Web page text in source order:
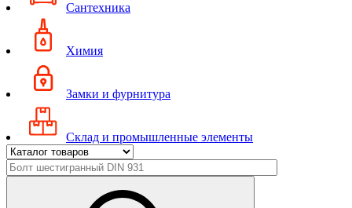
Сантехника
Химия
Замки и фурнитура
Склад и промышленные элементы